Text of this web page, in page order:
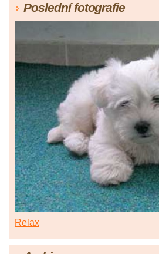
Poslední fotografie
Relax